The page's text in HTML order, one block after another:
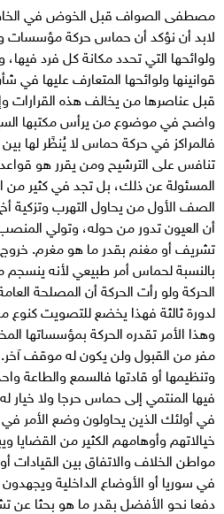
مصطفى الصواف قبل الخوض في
لابد أن نؤكد أن حماس حركة مؤسسات
ولوائحها التي تحدد مكانة كل فرد
قوانينها ولوائحها المتعارف عليها
قبل عناصرها من يخالف هذه القرارات
واضح في موضوع من يرأس مكتبها
فالمراكز في حركة حماس لا يُنظًر لها
تنافس على الترشيح ومن يقرر هو
المسئولة عن ذلك، بل تجد في كثير من
الصف الأول من يحاول التهرب وتزكية
أن العيون تدور من حوله، وتولي
تشريف أو مغنم بقدر ما هو مغرم.
بالنسبة لحماس أمر طبيعي لأنه ينسجم
الحركة ولو رأت الحركة أن المصلحة
لدورة ثالثة فهذا يخضع للتصويت كنوع
وهذا الأمر تقدره الحركة بمؤسساتها
مفر من القبول ولن يكون له موقف
وتنظيمها أو قادتها فالسمع والطاعة
فيها المنتمي إلى حماس حرجا ولا خيار
في أولئك الذين يحاولون وضع الأمر
خيالاتهم وأوهامهم الكثير من
مواطن الخلاف والاتفاق بين القيادات
في سوريا أو الأوضاع الداخلية
دفعا نحو الأفضل بقدر ما هو بحثا